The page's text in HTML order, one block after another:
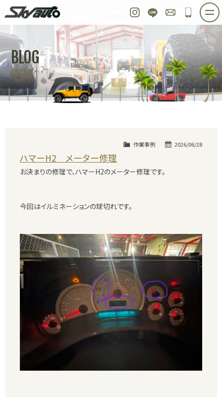
Instagram
LINE お問い合わせ
048-
ホーム 在庫車情報 ご購入プラン
整備作業実例 パーツ販売 買取＆オーダー
店舗紹介 工場紹介 会社概要
スタッフ紹介 求人情報 公式ブログ
BLOG
ブログ
2026/06/28
作業事例
ハマーH2 メーター修理
お決まりの修理で、ハマーH2のメーター修理です。
今回はイルミネーションの球切れです。